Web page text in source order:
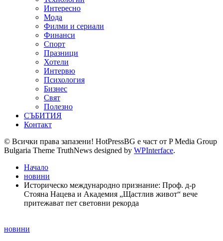
Интересно
Мода
Филми и сериали
Финанси
Спорт
Празници
Хотели
Интервю
Психология
Бизнес
Свят
Полезно
СЪБИТИЯ
Контакт
© Всички права запазени! HotPressBG е част от P Media Group
Bulgaria Theme TruthNews designed by WPInterface.
Начало
новини
Историческо международно признание: Проф. д-р
Стояна Нацева и Академия „Щастлив живот“ вече
притежават пет световни рекорда
Posted
новини